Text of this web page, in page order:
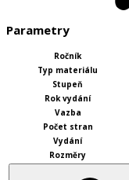
Parametry
Ročník
Typ materiálu
Stupeň
Rok vydání
Vazba
Počet stran
Vydání
Rozměry